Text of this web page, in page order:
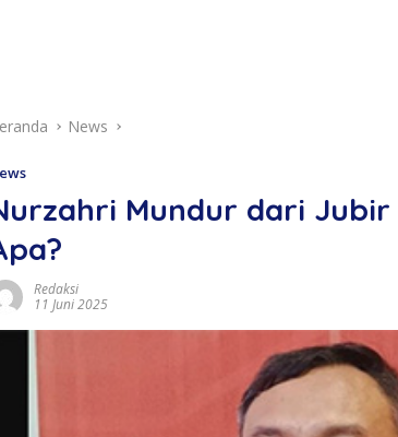
News
Mundur dari
Redaksi
11 Juni 2025